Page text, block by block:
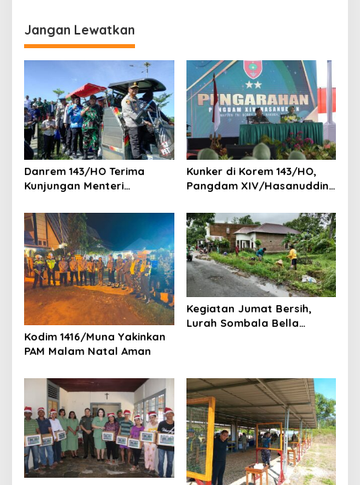
a
s
i
p
o
s
Jangan Lewatkan
Danrem 143/HO Terima
Kunjungan Menteri
Konawe
Kunker di Korem 143/HO,
Pangdam XIV/Hasanuddin
Korem 143/HO
Kodim 1416/Muna Yakinkan
PAM Malam Natal Aman
Kegiatan Jumat Bersih,
Lurah Sombala Bella